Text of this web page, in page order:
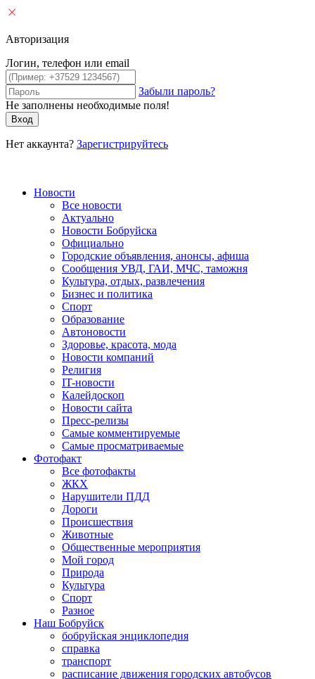
Авторизация
Логин, телефон или email
Забыли пароль?
Не заполнены необходимые поля!
Вход
Нет аккаунта? Зарегистрируйтесь
Новости
Все новости
Актуально
Новости Бобруйска
Официально
Городские объявления, анонсы, афиша
Сообщения УВД, ГАИ, МЧС, таможня
Культура, отдых, развлечения
Бизнес и политика
Спорт
Образование
Автоновости
Здоровье, красота, мода
Новости компаний
Религия
IT-новости
Калейдоскоп
Новости сайта
Пресс-релизы
Самые комментируемые
Самые просматриваемые
Фотофакт
Все фотофакты
ЖКХ
Нарушители ПДД
Дороги
Происшествия
Животные
Общественные мероприятия
Мой город
Природа
Культура
Спорт
Разное
Наш Бобруйск
бобруйская энциклопедия
справка
транспорт
расписание движения городских автобусов